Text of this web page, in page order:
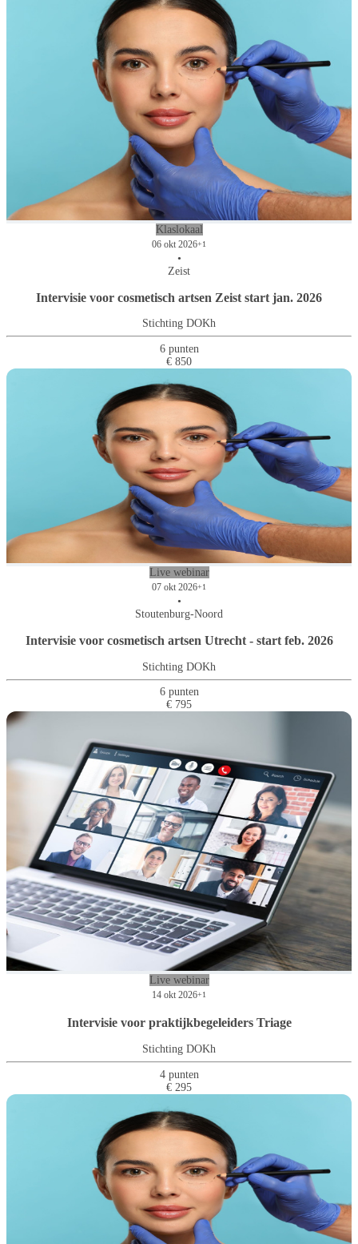
Klaslokaal
06 okt 2026+1
•
Zeist
Intervisie voor cosmetisch artsen Zeist start jan. 2026
Stichting DOKh
6 punten
€ 850
Live webinar
07 okt 2026+1
•
Stoutenburg-Noord
Intervisie voor cosmetisch artsen Utrecht - start feb. 2026
Stichting DOKh
6 punten
€ 795
Live webinar
14 okt 2026+1
Intervisie voor praktijkbegeleiders Triage
Stichting DOKh
4 punten
€ 295